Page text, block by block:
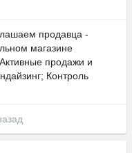
продавца -
магазине
продажи и
Контроль